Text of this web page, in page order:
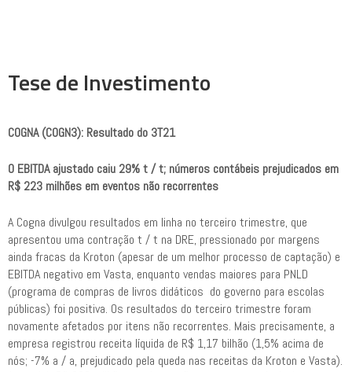
Tese de Investimento
COGNA (COGN3): Resultado do 3T21
O EBITDA ajustado caiu 29% t / t; números contábeis prejudicados em
R$ 223 milhões em eventos não recorrentes
A Cogna divulgou resultados em linha no terceiro trimestre, que
apresentou uma contração t / t na DRE, pressionado por margens
ainda fracas da Kroton (apesar de um melhor processo de captação) e
EBITDA negativo em Vasta, enquanto vendas maiores para PNLD
(programa de compras de livros didáticos do governo para escolas
públicas) foi positiva. Os resultados do terceiro trimestre foram
novamente afetados por itens não recorrentes. Mais precisamente, a
empresa registrou receita líquida de R$ 1,17 bilhão (1,5% acima de
nós; -7% a / a, prejudicado pela queda nas receitas da Kroton e Vasta).